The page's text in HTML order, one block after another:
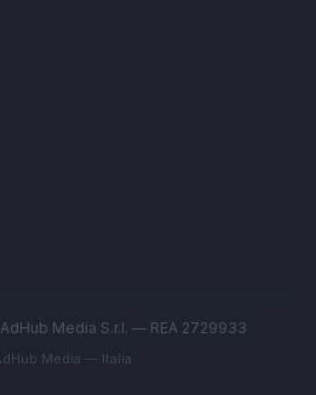
Media S.r.l. — REA 2729933
Media — Italia